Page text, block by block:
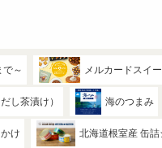
～ メルカードスイ
し茶漬け） 海のつまみ
け 北海道根室産 缶詰